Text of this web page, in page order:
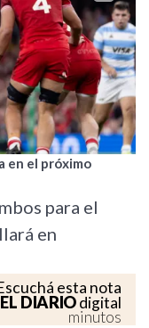
en el próximo
para el
en
esta nota
EL DIARIOdigital
minutos